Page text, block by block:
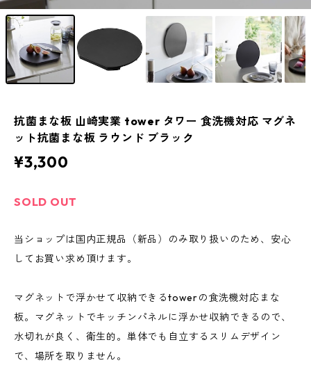
抗菌まな板 山崎実業 tower タワー 食洗機対応 マグネ
ット抗菌まな板 ラウンド ブラック
¥3,300
SOLD OUT
当ショップは国内正規品（新品）のみ取り扱いのため、安心
してお買い求め頂けます。
マグネットで浮かせて収納できるtowerの食洗機対応まな
板。マグネットでキッチンパネルに浮かせ収納できるので、
水切れが良く、衛生的。単体でも自立するスリムデザイン
で、場所を取りません。